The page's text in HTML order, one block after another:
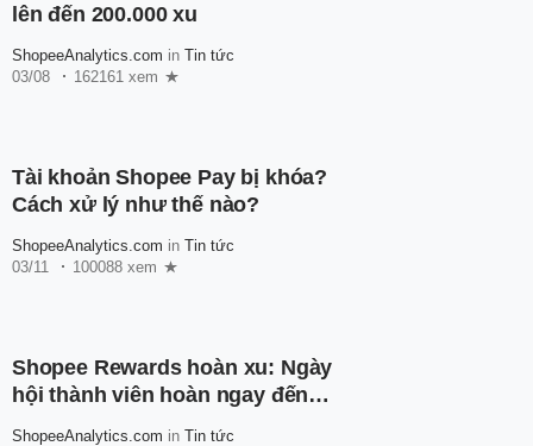
lên đến 200.000 xu
ShopeeAnalytics.com in Tin tức
03/08
162161 xem
Tài khoản Shopee Pay bị khóa?
Cách xử lý như thế nào?
ShopeeAnalytics.com in Tin tức
03/11
100088 xem
Shopee Rewards hoàn xu: Ngày
hội thành viên hoàn ngay đến
ShopeeAnalytics.com in Tin tức